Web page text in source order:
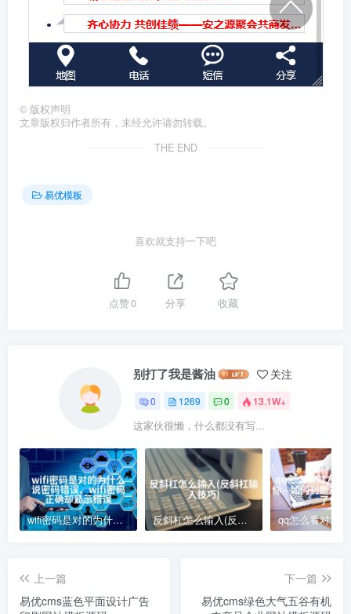
© 版权声明
文章版权归作者所有，未经允许请勿转载。
THE END
易优模板
喜欢就支持一下吧
点赞0 分享 收藏
别打了我是酱油 关注
0 1269 0 13.1W+
这家伙很懒，什么都没有写...
wifi密码是对的为什么说密码错误、wifi密码正确却显示错误 反斜杠怎么输入(反斜杠输入技巧)
上一篇
易优cms蓝色平面设计广告
下一篇
易优cms绿色大气五谷有机